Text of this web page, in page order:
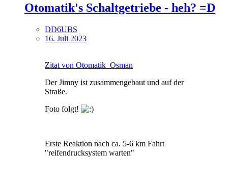
Otomatik's Schaltgetriebe - heh? =D
DD6UBS
16. Juli 2023
Zitat von Otomatik_Osman
Der Jimny ist zusammengebaut und auf der
Straße.
Foto folgt!
Erste Reaktion nach ca. 5-6 km Fahrt
"reifendrucksystem warten"